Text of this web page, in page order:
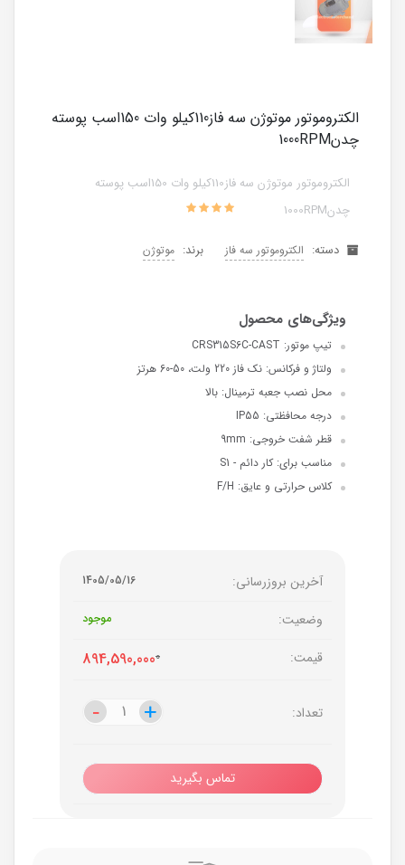
الکتروموتور موتوژن سه فاز110کیلو وات 150اسب پوسته
چدن1000RPM
الکتروموتور موتوژن سه فاز110کیلو وات 150اسب پوسته
چدن1000RPM
دسته: الکتروموتور سه فاز برند: موتوژن
تیپ موتور: CRS315S6C-CAST
ولتاژ و فرکانس: نک فاز 220 ولت، 50-60 هرتز
محل نصب جعبه ترمینال: بالا
درجه محافظتی: IP55
قطر شفت خروجی: 9mm
مناسب برای: کار دائم - S1
کلاس حرارتی و عایق: F/H
آخرین بروزرسانی: 1405/05/16
وضعیت: موجود
قیمت: 894,590,0000
تعداد: +
- +
-
تماس بگیرید